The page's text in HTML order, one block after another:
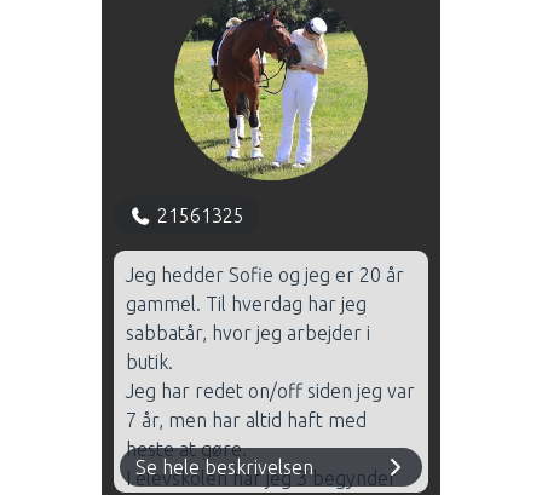
21561325
Jeg hedder Sofie og jeg er 20 år
gammel. Til hverdag har jeg
sabbatår, hvor jeg arbejder i
butik.
Jeg har redet on/off siden jeg var
7 år, men har altid haft med
heste at gøre.
I elevskolen har jeg 3 begynder
Se hele beskrivelsen